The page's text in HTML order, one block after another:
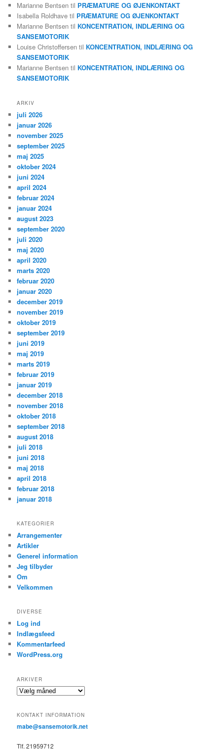
Marianne Bentsen til PRÆMATURE OG ØJENKONTAKT
Isabella Roldhave til PRÆMATURE OG ØJENKONTAKT
Marianne Bentsen til KONCENTRATION, INDLÆRING OG
SANSEMOTORIK
Louise Christoffersen til KONCENTRATION, INDLÆRING OG
SANSEMOTORIK
Marianne Bentsen til KONCENTRATION, INDLÆRING OG
SANSEMOTORIK
ARKIV
juli 2026
januar 2026
november 2025
september 2025
maj 2025
oktober 2024
juni 2024
april 2024
februar 2024
januar 2024
august 2023
september 2020
juli 2020
maj 2020
april 2020
marts 2020
februar 2020
januar 2020
december 2019
november 2019
oktober 2019
september 2019
juni 2019
maj 2019
marts 2019
februar 2019
januar 2019
december 2018
november 2018
oktober 2018
september 2018
august 2018
juli 2018
juni 2018
maj 2018
april 2018
februar 2018
januar 2018
KATEGORIER
Arrangementer
Artikler
Generel information
Jeg tilbyder
Om
Velkommen
DIVERSE
Log ind
Indlægsfeed
Kommentarfeed
WordPress.org
ARKIVER
Arkiver
KONTAKT INFORMATION
mabe@sansemotorik.net
Tlf. 21959712